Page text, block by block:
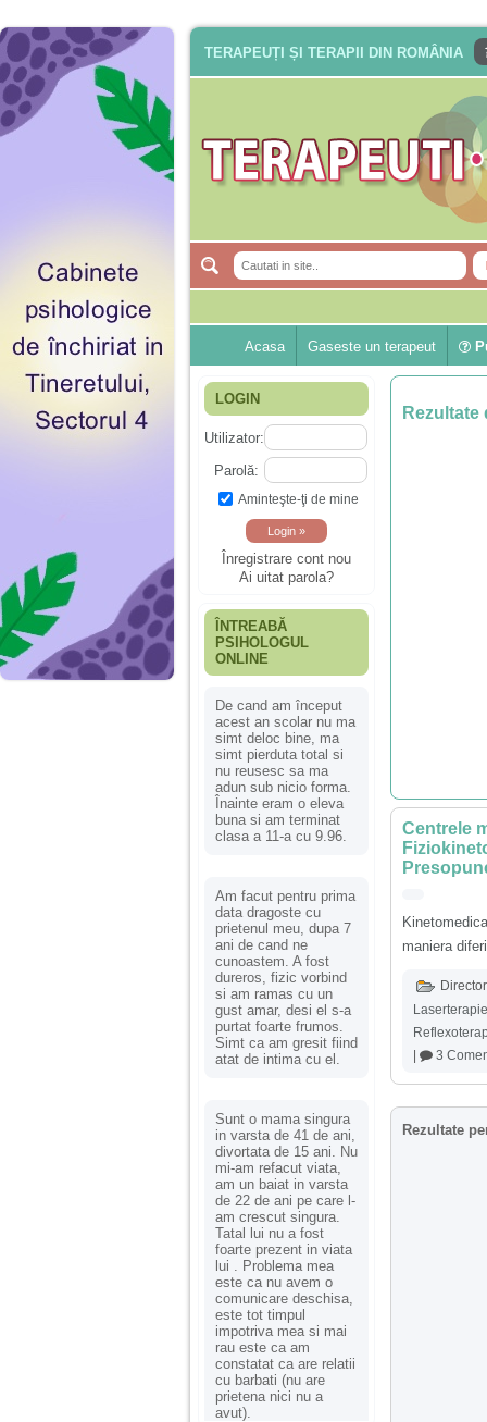
TERAPEUȚI ȘI TERAPII DIN ROMÂNIA
Acasa Gaseste un terapeut
LOGIN
Utilizator:
Parolă:
Aminteşte-ţi de mine
Înregistrare cont nou
Ai uitat parola?
ÎNTREABĂ
PSIHOLOGUL
ONLINE
De cand am început
acest an scolar nu ma
simt deloc bine, ma
simt pierduta total si
nu reusesc sa ma
adun sub nicio forma.
Înainte eram o eleva
buna si am terminat
clasa a 11-a cu 9.96.
Am facut pentru prima
data dragoste cu
prietenul meu, dupa 7
ani de cand ne
cunoastem. A fost
dureros, fizic vorbind
si am ramas cu un
gust amar, desi el s-a
purtat foarte frumos.
Simt ca am gresit fiind
atat de intima cu el.
Sunt o mama singura
in varsta de 41 de ani,
divortata de 15 ani. Nu
mi-am refacut viata,
am un baiat in varsta
de 22 de ani pe care l-
am crescut singura.
Tatal lui nu a fost
foarte prezent in viata
lui . Problema mea
este ca nu avem o
comunicare deschisa,
este tot timpul
impotriva mea si mai
rau este ca am
constatat ca are relatii
cu barbati (nu are
prietena nici nu a
avut).
Rezultate
Centrele
maniera
Laserterapie
3
Rezultate